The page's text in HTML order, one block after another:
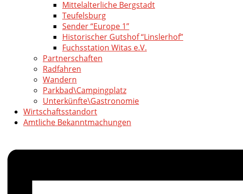
Mittelalterliche Bergstadt
Teufelsburg
Sender “Europe 1”
Historischer Gutshof “Linslerhof”
Fuchsstation Witas e.V.
Partnerschaften
Radfahren
Wandern
Parkbad\Campingplatz
Unterkünfte\Gastronomie
Wirtschaftsstandort
Amtliche Bekanntmachungen